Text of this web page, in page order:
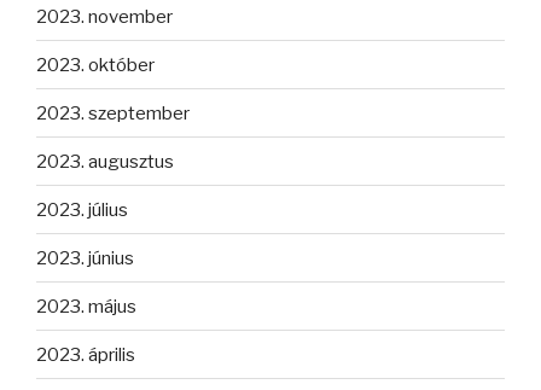
2023. november
2023. október
2023. szeptember
2023. augusztus
2023. július
2023. június
2023. május
2023. április